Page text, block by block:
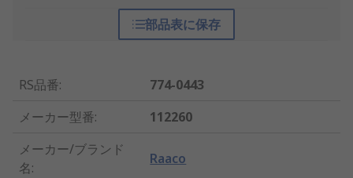
部品表に保存
RS品番:
774-0443
メーカー型番:
112260
メーカー/ブランド
名:
Raaco